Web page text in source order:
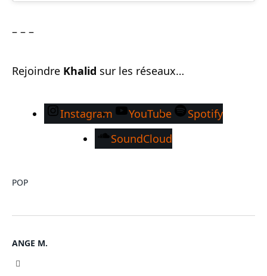
– – –
Rejoindre Khalid sur les réseaux…
Instagram YouTube
Spotify
SoundCloud
POP
ANGE M.